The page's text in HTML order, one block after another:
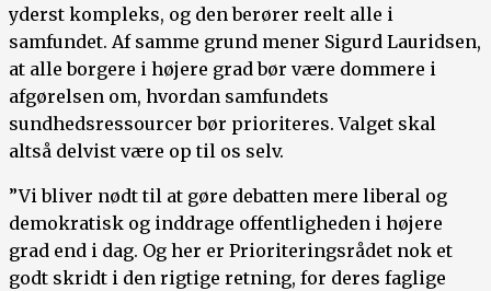
yderst kompleks, og den berører reelt alle i
samfundet. Af samme grund mener Sigurd Lauridsen,
at alle borgere i højere grad bør være dommere i
afgørelsen om, hvordan samfundets
sundhedsressourcer bør prioriteres. Valget skal
altså delvist være op til os selv.
”Vi bliver nødt til at gøre debatten mere liberal og
demokratisk og inddrage offentligheden i højere
grad end i dag. Og her er Prioriteringsrådet nok et
godt skridt i den rigtige retning, for deres faglige